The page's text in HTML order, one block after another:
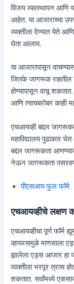
विजय व्यवस्थापन आणि
आहेत. या आजाराच्या
व्यक्तीला देण्यात येते
घेता आलाय.
या आजारापासून
जितके जागरूक राहतील
होण्यापासून वाचू शकतात.
आणि त्याचबरोबर काही
एचआयव्ही बद्दल
महाविद्यालय पुढाकार
बद्दल जागरूकता
नेऊन जागरूकता
पीएसआय फुल फॉर्म
एचआयव्हीचे लक्षण
एचआयव्हीचा पूर्ण फॉर्म
व्हायरसमुळे माणसाला
झालेला एड्स आजार हा
व्यक्तीला भरपूर त्रास
शकतात. सर्वांमध्ये